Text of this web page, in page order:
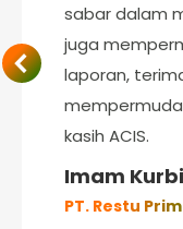
Imam
PT. Restu
sabar dalam
juga
laporan,
kasih ACIS.